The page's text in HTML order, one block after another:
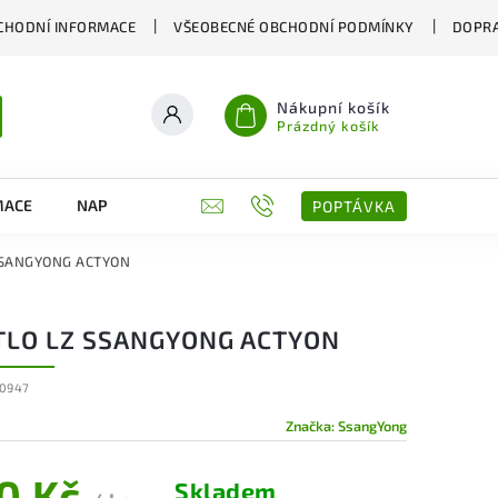
INFORMACE VŠEOBECNÉ OBCHODNÍ PODMÍNKY
Nákupní košík
Prázdný košík
NAPIŠTE NÁM KONTAKTY POPTÁVKA
ACTYON
LZ SSANGYONG ACTYON
Značka:SsangYong
Skladem